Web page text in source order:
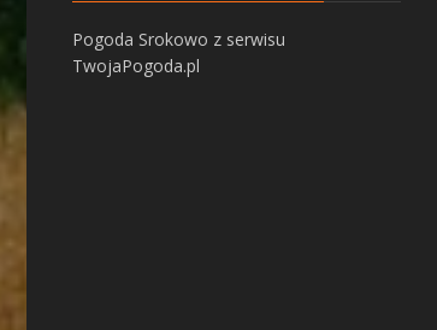
Pogoda Srokowo z serwisu
TwojaPogoda.pl